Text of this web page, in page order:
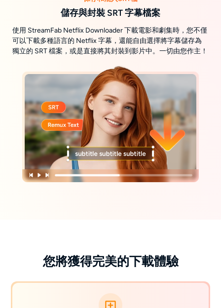
儲存與封裝 SRT 字幕檔案
使用 StreamFab Netflix Downloader 下載電影和劇集時，您不僅
可以下載多種語言的 Netflix 字幕，還能自由選擇將字幕儲存為
獨立的 SRT 檔案，或是直接將其封裝到影片中。一切由您作主！
您將獲得完美的下載體驗